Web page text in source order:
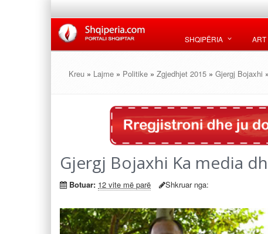
SHQIPËRIA ART
Kreu » Lajme » Politike » Zgjedhjet 2015 » Gjergj Bojaxhi
Gjergj Bojaxhi Ka media
Botuar: 12 vite më parë Shkruar nga: